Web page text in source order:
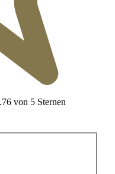
von 5 Sternen